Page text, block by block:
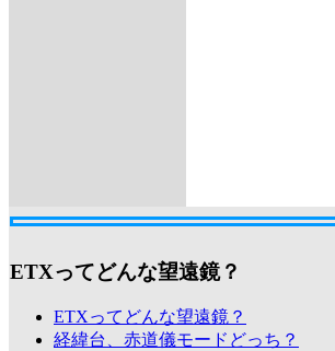
ETXってどんな望遠鏡？
ETXってどんな望遠鏡？
経緯台、赤道儀モードどっち？